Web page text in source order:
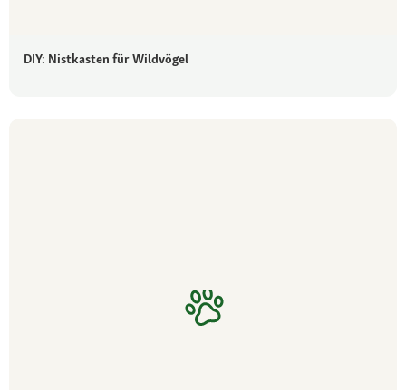
DIY: Nistkasten für Wildvögel